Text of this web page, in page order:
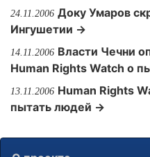
24.11.2006 Доку Умаров
Ингушетии →
14.11.2006 Власти Чечни
Human Rights Watch о
13.11.2006 Human Rights
пытать людей →